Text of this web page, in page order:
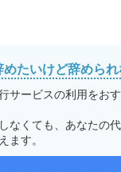
めたいけど辞めら
サービスの利用をお
なくても、あなたの
ます。